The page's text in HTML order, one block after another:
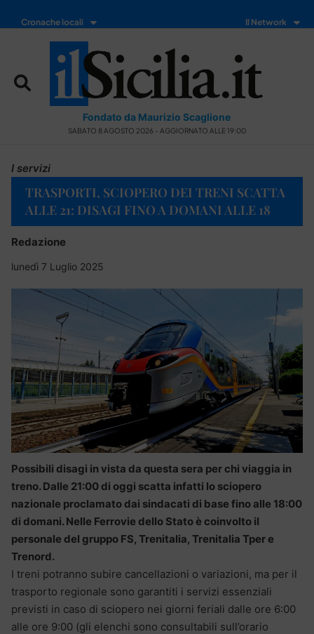
Cronache locali Il Network
Fondato da Maurizio Scaglione
SABATO 8 AGOSTO 2026 - AGGIORNATO ALLE 19:00
I servizi
TRASPORTI, SCIOPERO DEI TRENI SCATTA
ALLE 21: DISAGI FINO A DOMANI ALLE 18
Redazione
lunedì 7 Luglio 2025
Possibili disagi in vista da questa sera per chi viaggia in
treno. Dalle 21:00 di oggi scatta infatti lo sciopero
nazionale proclamato dai sindacati di base fino alle 18:00
di domani. Nelle Ferrovie dello Stato è coinvolto il
personale del gruppo FS, Trenitalia, Trenitalia Tper e
Trenord.
I treni potranno subire cancellazioni o variazioni, ma per il
trasporto regionale sono garantiti i servizi essenziali
previsti in caso di sciopero nei giorni feriali dalle ore 6:00
alle ore 9:00 (gli elenchi sono consultabili sull’orario